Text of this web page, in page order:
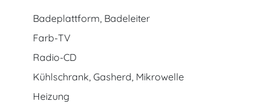
Badeplattform, Badeleiter
Farb-TV
Radio-CD
Kühlschrank, Gasherd, Mikrowelle
Heizung